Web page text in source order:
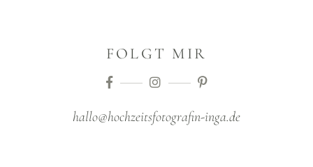
FOLGT MIR
hallo@hochzeitsfotografin-inga.de